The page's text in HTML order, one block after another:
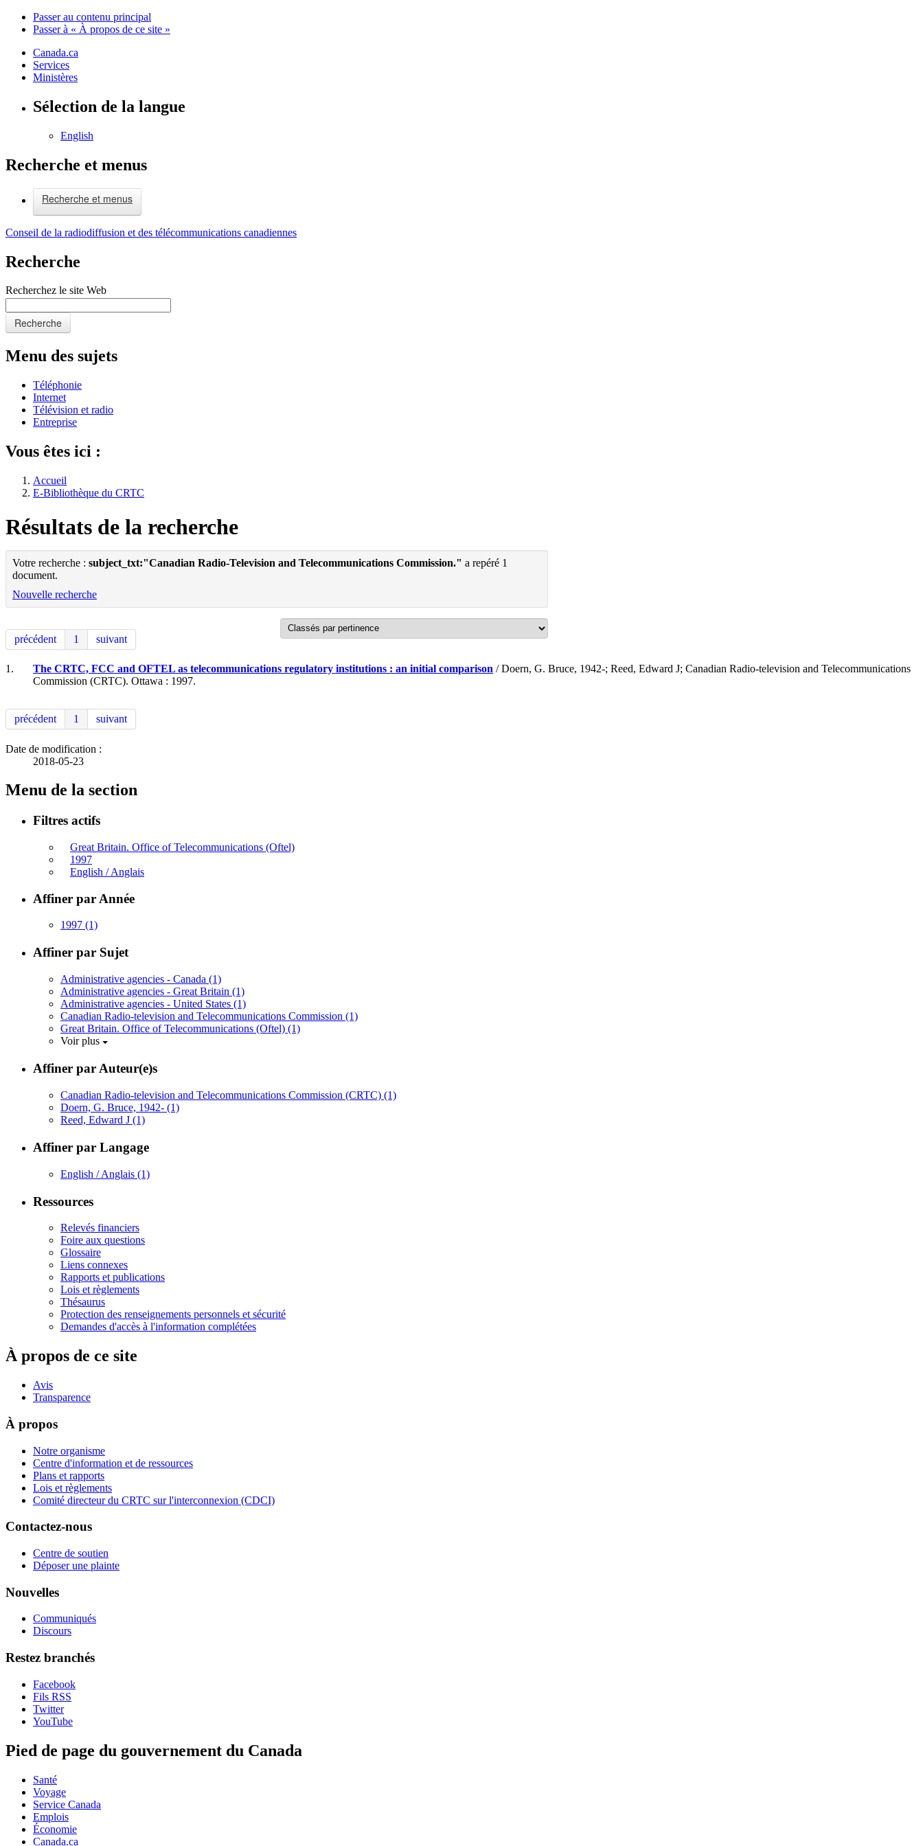
Passer au contenu principal
Passer à « À propos de ce site »
Canada.ca
Services
Ministères
Sélection de la langue
English
Recherche et menus
Recherche et menus
Conseil de la radiodiffusion et des télécommunications canadiennes
Recherche
Recherchez le site Web
Recherche
Menu des sujets
Téléphonie
Internet
Télévision et radio
Entreprise
Vous êtes ici :
Accueil
E-Bibliothèque du CRTC
Résultats de la recherche
Votre recherche : subject_txt:"Canadian Radio-Television and Telecommunications Commission." a repéré 1
document.
Nouvelle recherche
précédent 1 suivant
1. The CRTC, FCC and OFTEL as telecommunications regulatory institutions : an initial comparison / Doern, G. Bruce, 1942-; Reed, Edward J; Canadian Radio-television and Telecommunications
Commission (CRTC). Ottawa : 1997.
précédent 1 suivant
Date de modification :
2018-05-23
Menu de la section
Filtres actifs
Great Britain. Office of Telecommunications (Oftel)
1997
English / Anglais
Affiner par Année
1997 (1)
Affiner par Sujet
Administrative agencies - Canada (1)
Administrative agencies - Great Britain (1)
Administrative agencies - United States (1)
Canadian Radio-television and Telecommunications Commission (1)
Great Britain. Office of Telecommunications (Oftel) (1)
Voir plus
Affiner par Auteur(e)s
Canadian Radio-television and Telecommunications Commission (CRTC) (1)
Doern, G. Bruce, 1942- (1)
Reed, Edward J (1)
Affiner par Langage
English / Anglais (1)
Ressources
Relevés financiers
Foire aux questions
Glossaire
Liens connexes
Rapports et publications
Lois et règlements
Thésaurus
Protection des renseignements personnels et sécurité
Demandes d'accès à l'information complétées
À propos de ce site
Avis
Transparence
À propos
Notre organisme
Centre d'information et de ressources
Plans et rapports
Lois et règlements
Comité directeur du CRTC sur l'interconnexion (CDCI)
Contactez-nous
Centre de soutien
Déposer une plainte
Nouvelles
Communiqués
Discours
Restez branchés
Facebook
Fils RSS
Twitter
YouTube
Pied de page du gouvernement du Canada
Santé
Voyage
Service Canada
Emplois
Économie
Canada.ca